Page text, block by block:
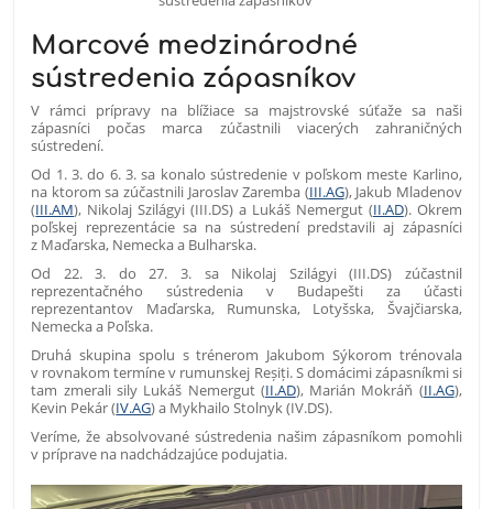
Marcové medzinárodné
sústredenia zápasníkov
V rámci prípravy na blížiace sa majstrovské súťaže sa naši
zápasníci počas marca zúčastnili viacerých zahraničných
sústredení.
Od 1. 3. do 6. 3. sa konalo sústredenie v poľskom meste Karlino,
na ktorom sa zúčastnili Jaroslav Zaremba (III.AG), Jakub Mladenov
(III.AM), Nikolaj Szilágyi (III.DS) a Lukáš Nemergut (II.AD). Okrem
poľskej reprezentácie sa na sústredení predstavili aj zápasníci
z Maďarska, Nemecka a Bulharska.
Od 22. 3. do 27. 3. sa Nikolaj Szilágyi (III.DS) zúčastnil
reprezentačného sústredenia v Budapešti za účasti
reprezentantov Maďarska, Rumunska, Lotyšska, Švajčiarska,
Nemecka a Poľska.
Druhá skupina spolu s trénerom Jakubom Sýkorom trénovala
v rovnakom termíne v rumunskej Reșiți. S domácimi zápasníkmi si
tam zmerali sily Lukáš Nemergut (II.AD), Marián Mokráň (II.AG),
Kevin Pekár (IV.AG) a Mykhailo Stolnyk (IV.DS).
Veríme, že absolvované sústredenia našim zápasníkom pomohli
v príprave na nadchádzajúce podujatia.